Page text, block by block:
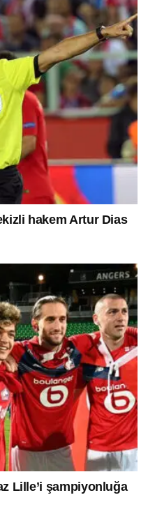
hakem Artur Dias
Lille’i şampiyonluğa